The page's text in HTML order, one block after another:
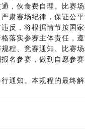
通，伙食费自理。比赛
肃赛场纪律，保证公
反，将根据情节按国
落实参赛主体责任，
程、竞赛通知、比赛
名参赛，做到自愿参
通知。本规程的最终